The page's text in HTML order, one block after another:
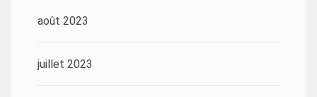
août 2023
juillet 2023